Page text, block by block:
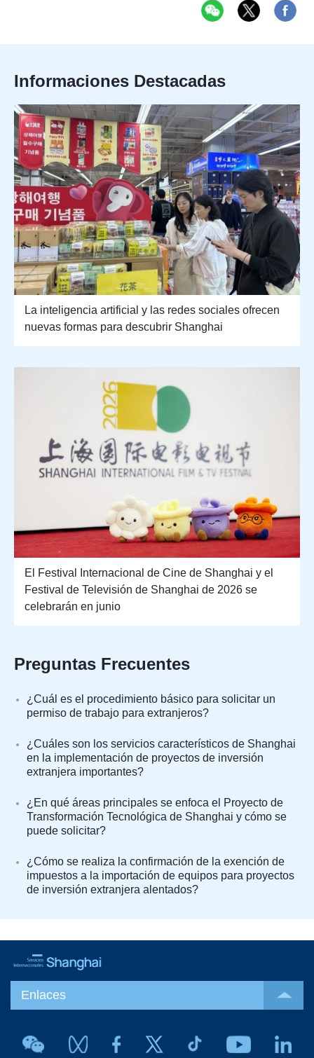
Informaciones Destacadas
La inteligencia artificial y las redes sociales ofrecen
nuevas formas para descubrir Shanghai
El Festival Internacional de Cine de Shanghai y el
Festival de Televisión de Shanghai de 2026 se
celebrarán en junio
Preguntas Frecuentes
¿Cuál es el procedimiento básico para solicitar un
permiso de trabajo para extranjeros?
¿Cuáles son los servicios característicos de Shanghai
en la implementación de proyectos de inversión
extranjera importantes?
¿En qué áreas principales se enfoca el Proyecto de
Transformación Tecnológica de Shanghai y cómo se
puede solicitar?
¿Cómo se realiza la confirmación de la exención de
impuestos a la importación de equipos para proyectos
de inversión extranjera alentados?
Enlaces